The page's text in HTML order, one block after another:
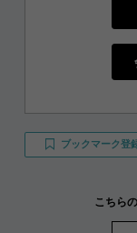
ブックマーク登
こちら